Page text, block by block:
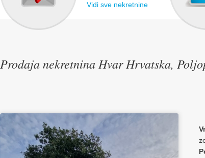
Vidi sve nekretnine
Prodaja nekretnina Hvar Hrvatska,